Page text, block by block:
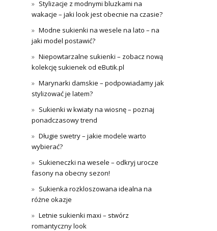
Stylizacje z modnymi bluzkami na
wakacje – jaki look jest obecnie na czasie?
Modne sukienki na wesele na lato – na
jaki model postawić?
Niepowtarzalne sukienki – zobacz nową
kolekcję sukienek od eButik.pl
Marynarki damskie – podpowiadamy jak
stylizować je latem?
Sukienki w kwiaty na wiosnę – poznaj
ponadczasowy trend
Długie swetry – jakie modele warto
wybierać?
Sukieneczki na wesele – odkryj urocze
fasony na obecny sezon!
Sukienka rozkloszowana idealna na
różne okazje
Letnie sukienki maxi – stwórz
romantyczny look